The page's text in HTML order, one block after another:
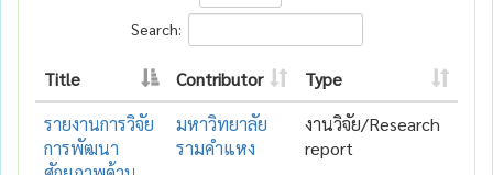
Search:
Title Contributor
Type
รายงานการวิจัย
การพัฒนา
มหาวิทยาลัย
รามคำแหง
งานวิจัย/Research
report